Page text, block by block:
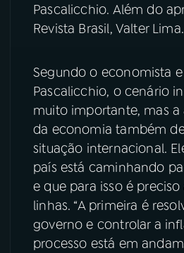
Pascalicchio. Além do
Revista Brasil, Valter Lima.
Segundo o economista
Pascalicchio, o cenário
muito importante, mas a
da economia também
situação internacional.
país está caminhando
e que para isso é
linhas. “A primeira é
governo e controlar a
processo está em